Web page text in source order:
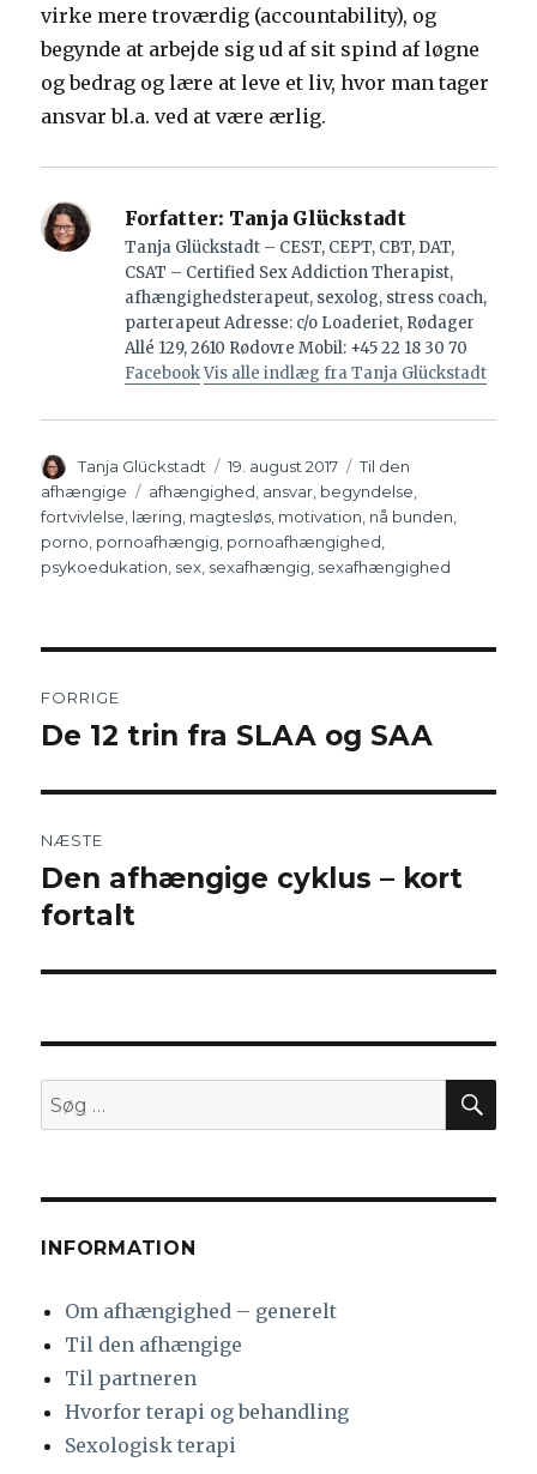
virke mere troværdig (accountability), og
begynde at arbejde sig ud af sit spind af løgne
og bedrag og lære at leve et liv, hvor man tager
ansvar bl.a. ved at være ærlig.
Forfatter: Tanja Glückstadt
Tanja Glückstadt – CEST, CEPT, CBT, DAT,
CSAT – Certified Sex Addiction Therapist,
afhængighedsterapeut, sexolog, stress coach,
parterapeut Adresse: c/o Loaderiet, Rødager
Allé 129, 2610 Rødovre Mobil: +45 22 18 30 70
Facebook Vis alle indlæg fra Tanja Glückstadt
Forfatter
Tanja Glückstadt Udgivet
19. august 2017 Kategorier
Til den
afhængige
Tags
afhængighed ansvar begyndelse
fortvivlelse læring magtesløs motivation nå bunden
porno pornoafhængig pornoafhængighed
psykoedukation sex sexafhængig sexafhængighed
FORRIGE
Forrige
De 12 trin fra SLAA og SAA
NÆSTE
Næste
indlæg:
Den afhængige cyklus – kort
fortalt
Søg
efter:
INFORMATION
Om afhængighed – generelt
Til den afhængige
Til partneren
Hvorfor terapi og behandling
Sexologisk terapi